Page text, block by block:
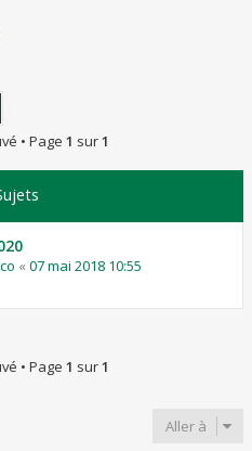
h
• Page 1 sur1
« 07 mai 2018 10:55
• Page 1 sur1
Aller à